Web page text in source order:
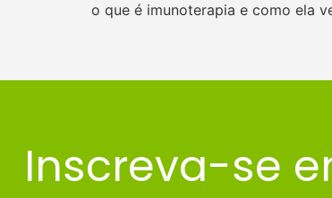
o que é imunoterapia e como ela
Inscreva-se